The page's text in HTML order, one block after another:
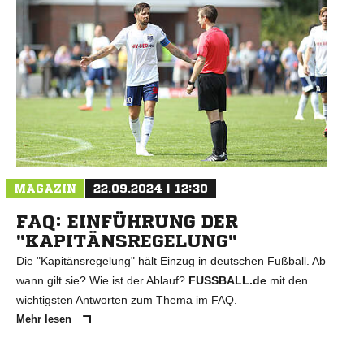
MAGAZIN 22.09.2024 | 12:30
FAQ: EINFÜHRUNG DER
"KAPITÄNSREGELUNG"
Die "Kapitänsregelung" hält Einzug in deutschen Fußball. Ab
wann gilt sie? Wie ist der Ablauf? FUSSBALL.de mit den
wichtigsten Antworten zum Thema im FAQ.
Mehr lesen